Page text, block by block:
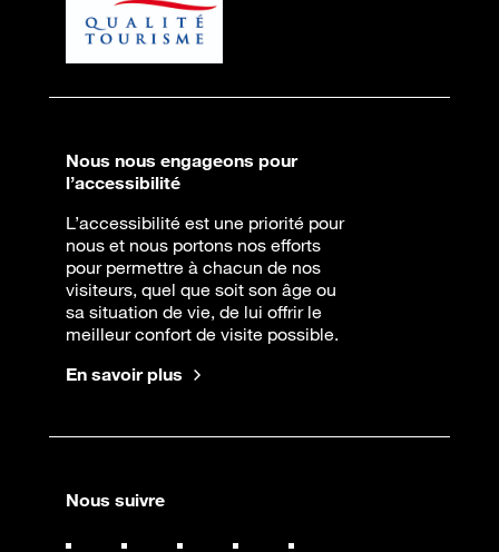
Nous nous engageons pour
l’accessibilité
L’accessibilité est une priorité pour
nous et nous portons nos efforts
pour permettre à chacun de nos
visiteurs, quel que soit son âge ou
sa situation de vie, de lui offrir le
meilleur confort de visite possible.
En savoir plus
Nous suivre